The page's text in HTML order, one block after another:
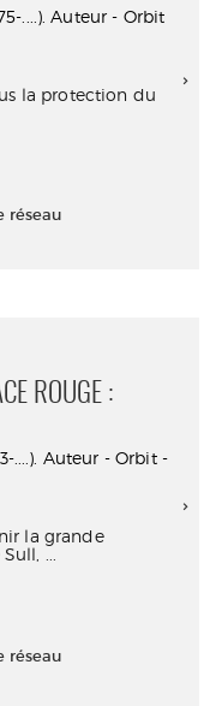
....). Auteur - Orbit
la protection du
réseau
ROUGE :
....). Auteur - Orbit -
la grande
...
réseau